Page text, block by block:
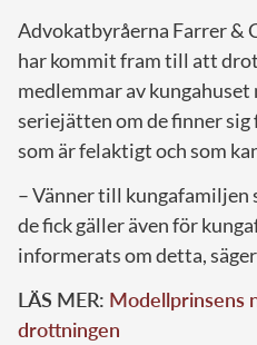
Advokatbyråerna Farrer &
har kommit fram till att
medlemmar av kungahuset
seriejätten om de finner
som är felaktigt och som
– Vänner till
de fick gäller även för
informerats om detta,
LÄS MER: Modellprinsens
drottningen